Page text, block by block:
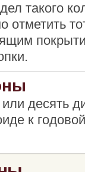
такого
десять
к